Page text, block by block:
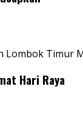
Lombok Timur
Hari Raya